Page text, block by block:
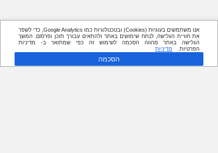
אנו משתמשים בעוגיות (Cookies) ובטכנולוגיות כמו Google Analytics, כדי לשפר
את חוויית הגלישה, לנתח שימושים באתר ולהתאים עבורך תוכן ופרסום. המשך
הגלישה באתר מהווה הסכמה לשימוש זה כפי שמתואר ב- מדיניות
הפרטיות.
מדיניות
הסכמה